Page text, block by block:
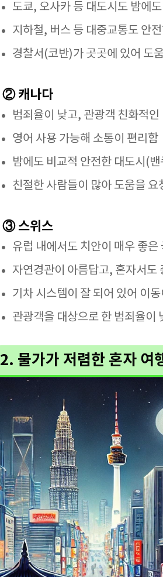
도쿄, 오사카 등 대도시도 밤에
지하철, 버스 등 대중교통도 안
경찰서(코반)가 곳곳에 있어 도
② 캐나다
범죄율이 낮고, 관광객 친화적인
영어 사용 가능해 소통이 편리함
밤에도 비교적 안전한 대도시(
친절한 사람들이 많아 도움을 요
③ 스위스
유럽 내에서도 치안이 매우 좋은
자연경관이 아름답고, 혼자서도
기차 시스템이 잘 되어 있어 이
관광객을 대상으로 한 범죄율이
2. 물가가 저렴한 혼자 여